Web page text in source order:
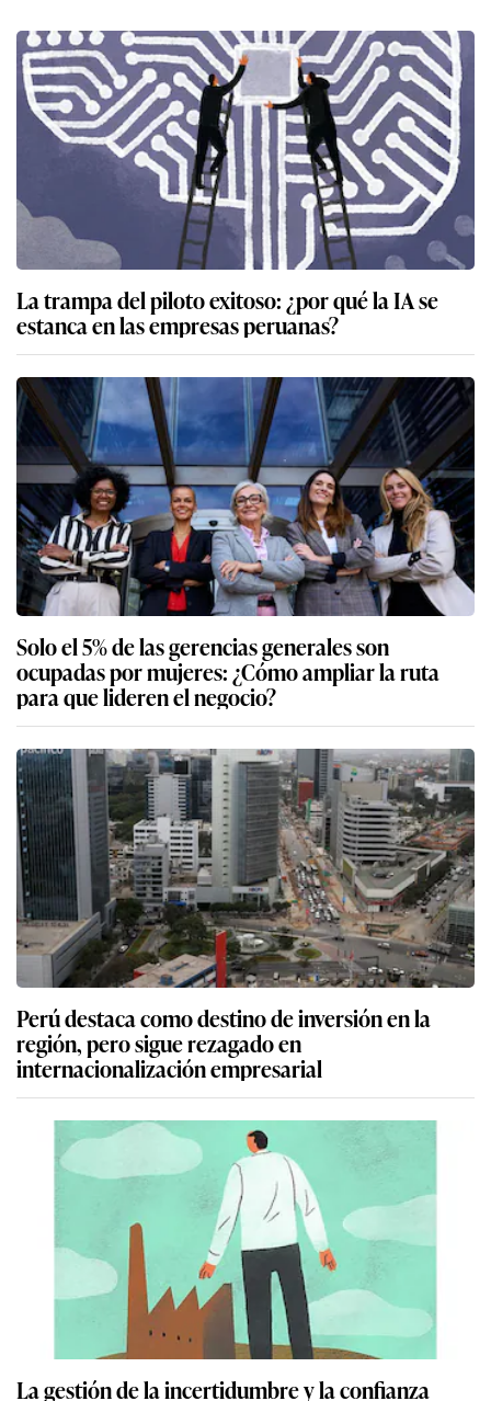
La trampa del piloto exitoso: ¿por qué la IA se
estanca en las empresas peruanas?
Solo el 5% de las gerencias generales son
ocupadas por mujeres: ¿Cómo ampliar la ruta
para que lideren el negocio?
Perú destaca como destino de inversión en la
región, pero sigue rezagado en
internacionalización empresarial
La gestión de la incertidumbre y la confianza